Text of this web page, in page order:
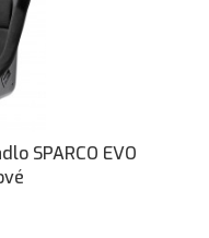
SPARCO EVO